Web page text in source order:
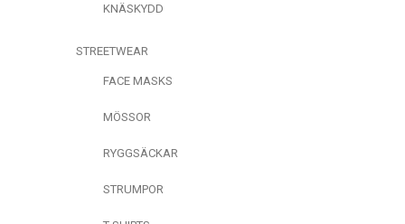
KNÄSKYDD
STREETWEAR
FACE MASKS
MÖSSOR
RYGGSÄCKAR
STRUMPOR